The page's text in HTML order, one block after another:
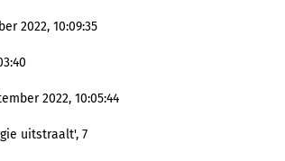
2022, 10:09:35
2022, 10:05:44
uitstraalt', 7